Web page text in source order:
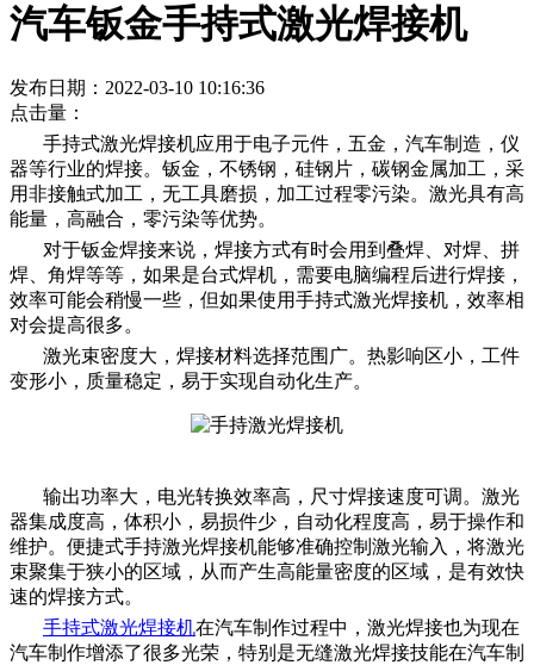
汽车钣金手持式激光焊接机
发布日期：2022-03-10 10:16:36
点击量：
手持式激光焊接机应用于电子元件，五金，汽车制造，仪
器等行业的焊接。钣金，不锈钢，硅钢片，碳钢金属加工，采
用非接触式加工，无工具磨损，加工过程零污染。激光具有高
能量，高融合，零污染等优势。
对于钣金焊接来说，焊接方式有时会用到叠焊、对焊、拼
焊、角焊等等，如果是台式焊机，需要电脑编程后进行焊接，
效率可能会稍慢一些，但如果使用手持式激光焊接机，效率相
对会提高很多。
激光束密度大，焊接材料选择范围广。热影响区小，工件
变形小，质量稳定，易于实现自动化生产。
输出功率大，电光转换效率高，尺寸焊接速度可调。激光
器集成度高，体积小，易损件少，自动化程度高，易于操作和
维护。便捷式手持激光焊接机能够准确控制激光输入，将激光
束聚集于狭小的区域，从而产生高能量密度的区域，是有效快
速的焊接方式。
手持式激光焊接机在汽车制作过程中，激光焊接也为现在
汽车制作增添了很多光荣，特别是无缝激光焊接技能在汽车制